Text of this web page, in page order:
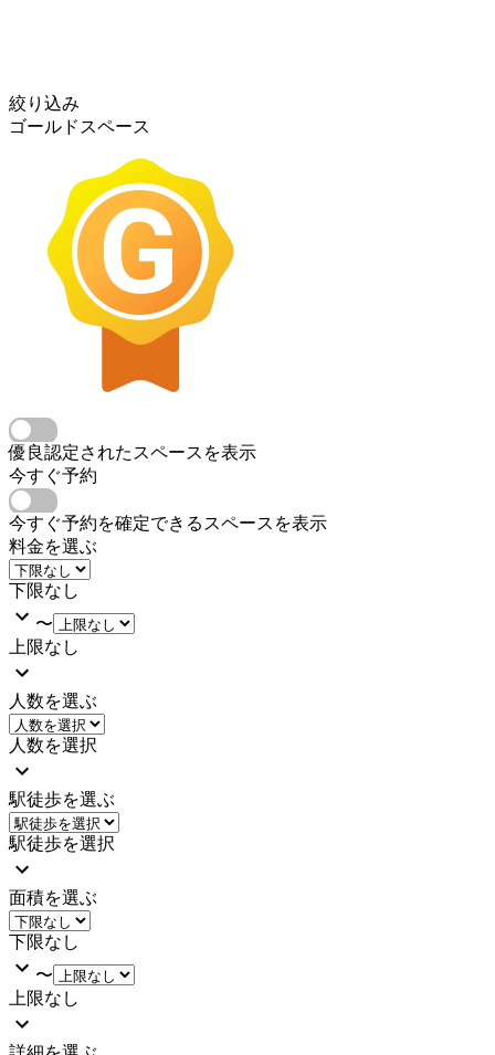
絞り込み
ゴールドスペース
優良認定されたスペースを表示
今すぐ予約
今すぐ予約を確定できるスペースを表示
料金を選ぶ
下限なし
〜
上限なし
人数を選ぶ
人数を選択
駅徒歩を選ぶ
駅徒歩を選択
面積を選ぶ
下限なし
〜
上限なし